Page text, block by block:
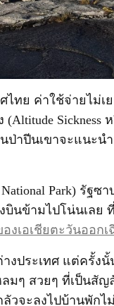
ทย ค่าใช้จ่ายไม่เ
Sickness ห
นป่าปีนเขาจะแนะ
Park) รัฐซา
บินข้ามไปโน่นเลย ที่
งเอเชียตะวันออกเ
งประเทศ แต่ครั้ง
ลมๆ สวยๆ ที่เป็นสั
ลัวจะลงไปบ้านพักไ